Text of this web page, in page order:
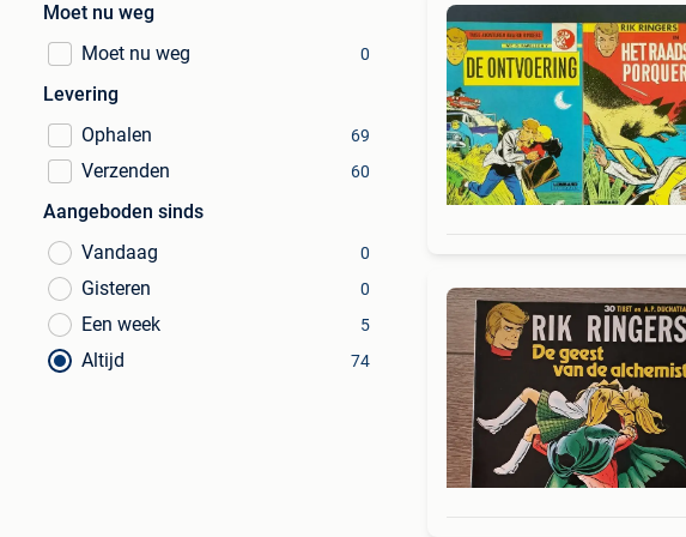
Moet nu weg
Moet nu weg
0
Levering
Ophalen
69
Verzenden 60
Aangeboden sinds
Vandaag
0
Gisteren 0
Een week 5
Altijd 74